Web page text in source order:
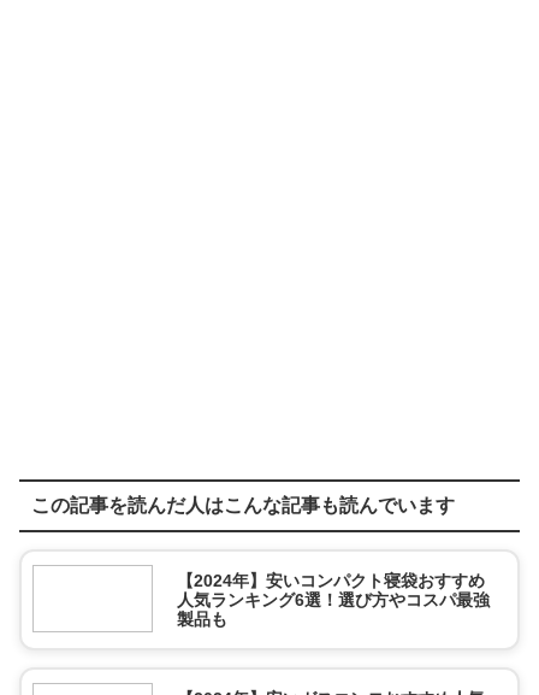
この記事を読んだ人はこんな記事も読んでいます
【2024年】安いコンパクト寝袋おすすめ
人気ランキング6選！選び方やコスパ最強
製品も